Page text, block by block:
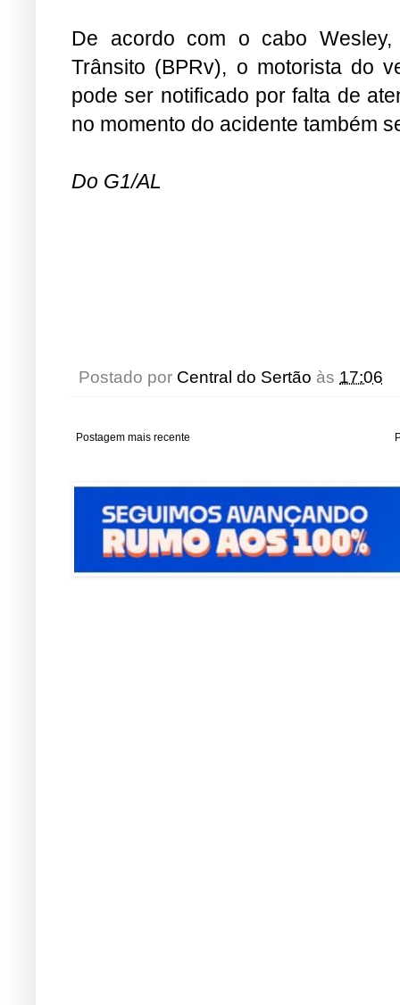
De acordo com o cabo Wesley,
Trânsito (BPRv), o motorista do
pode ser notificado por falta de
no momento do acidente também
Do G1/AL
Postado por Central do Sertão às 17:06
Postagem mais recente